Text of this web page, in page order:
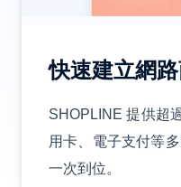
快速建立網
SHOPLINE 提供超
用卡、電子支付等
一次到位。